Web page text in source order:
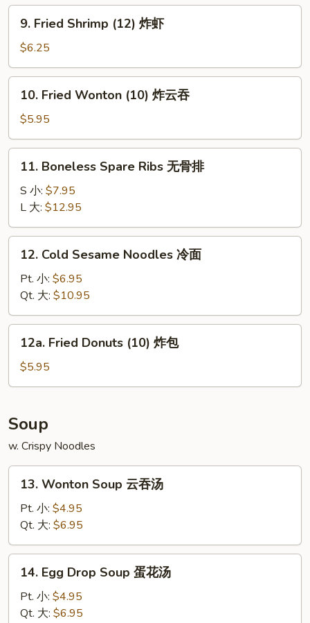
(6)
Fried
Shrimp
(12)
炸
9. Fried Shrimp (12) 炸虾
$6.25
Fried
Wonton
(10)
炸
10. Fried Wonton (10) 炸云吞
$5.95
Boneless
Spare
Ribs
无
骨
11. Boneless Spare Ribs 无骨排
S 小: $7.95
L 大: $12.95
Cold
Sesame
Noodles
冷
面
12. Cold Sesame Noodles 冷面
Pt. 小: $6.95
Qt. 大: $10.95
Fried
Donuts
(10)
包
12a. Fried Donuts (10) 炸包
$5.95
Soup
w. Crispy Noodles
Wonton
Soup
吞
汤
13. Wonton Soup 云吞汤
Pt. 小: $4.95
Qt. 大: $6.95
Egg
Drop
Soup
14. Egg Drop Soup 蛋花汤
Pt. 小: $4.95
Qt. 大: $6.95